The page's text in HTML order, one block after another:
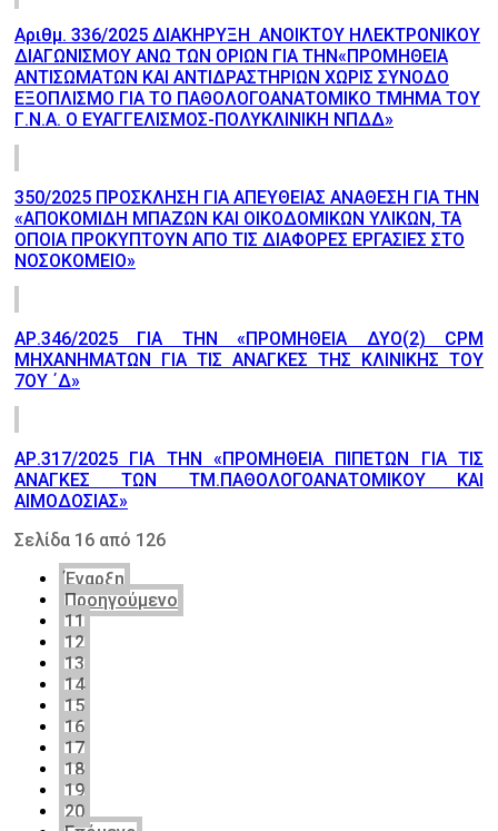
Αριθμ. 336/2025 ΔΙΑΚΗΡΥΞΗ ΑΝΟΙΚΤΟΥ ΗΛΕΚΤΡΟΝΙΚΟΥ
ΔΙΑΓΩΝΙΣΜΟΥ ΑΝΩ ΤΩΝ ΟΡΙΩΝ ΓΙΑ ΤΗΝ«ΠΡΟΜΗΘΕΙΑ
ΑΝΤΙΣΩΜΑΤΩΝ ΚΑΙ ΑΝΤΙΔΡΑΣΤΗΡΙΩΝ ΧΩΡΙΣ ΣΥΝΟΔΟ
ΕΞΟΠΛΙΣΜΟ ΓΙΑ ΤΟ ΠΑΘΟΛΟΓΟΑΝΑΤΟΜΙΚΟ ΤΜΗΜΑ ΤΟΥ
Γ.Ν.Α. Ο ΕΥΑΓΓΕΛΙΣΜΟΣ-ΠΟΛΥΚΛΙΝΙΚΗ ΝΠΔΔ»
350/2025 ΠΡΟΣΚΛΗΣΗ ΓΙΑ ΑΠΕΥΘΕΙΑΣ ΑΝΑΘΕΣΗ ΓΙΑ ΤΗΝ
«ΑΠΟΚΟΜΙΔΗ ΜΠΑΖΩΝ ΚΑΙ ΟΙΚΟΔΟΜΙΚΩΝ ΥΛΙΚΩΝ, ΤΑ
ΟΠΟΙΑ ΠΡΟΚΥΠΤΟΥΝ ΑΠΟ ΤΙΣ ΔΙΑΦΟΡΕΣ ΕΡΓΑΣΙΕΣ ΣΤΟ
ΝΟΣΟΚΟΜΕΙΟ»
ΑΡ.346/2025 ΓΙΑ ΤΗΝ «ΠΡΟΜΗΘΕΙΑ ΔΥΟ(2) CPM
ΜΗΧΑΝΗΜΑΤΩΝ ΓΙΑ ΤΙΣ ΑΝΑΓΚΕΣ ΤΗΣ ΚΛΙΝΙΚΗΣ ΤΟΥ
7ΟΥ ΄Δ»
ΑΡ.317/2025 ΓΙΑ ΤΗΝ «ΠΡΟΜΗΘΕΙΑ ΠΙΠΕΤΩΝ ΓΙΑ ΤΙΣ
ΑΝΑΓΚΕΣ ΤΩΝ ΤΜ.ΠΑΘΟΛΟΓΟΑΝΑΤΟΜΙΚΟΥ ΚΑΙ
ΑΙΜΟΔΟΣΙΑΣ»
Σελίδα 16 από 126
Έναρξη
Προηγούμενο
11
12
13
14
15
16
17
18
19
20